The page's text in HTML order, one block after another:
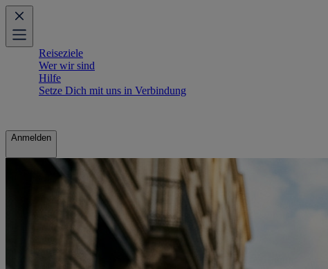
Reiseziele
Wer wir sind
Hilfe
Setze Dich mit uns in Verbindung
Anmelden